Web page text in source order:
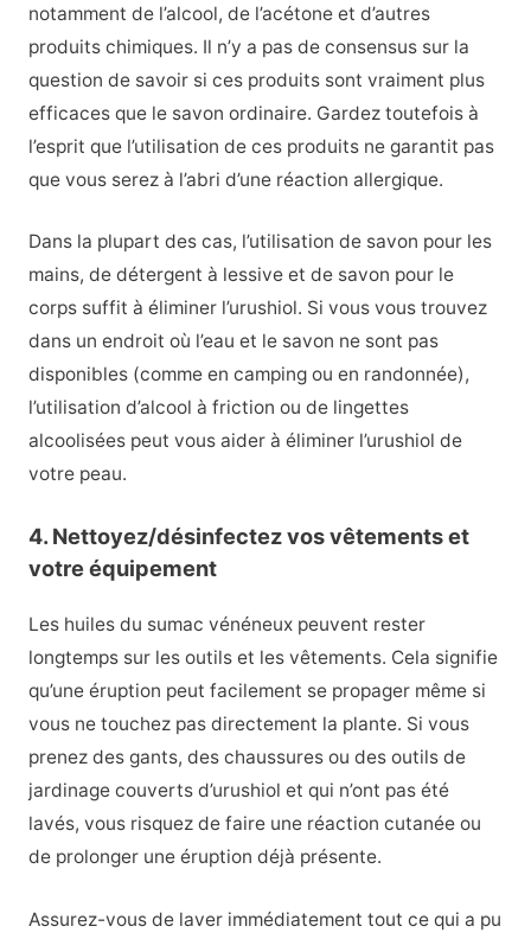
notamment de l’alcool, de l’acétone et d’autres
produits chimiques. Il n’y a pas de consensus sur la
question de savoir si ces produits sont vraiment plus
efficaces que le savon ordinaire. Gardez toutefois à
l’esprit que l’utilisation de ces produits ne garantit pas
que vous serez à l’abri d’une réaction allergique.
Dans la plupart des cas, l’utilisation de savon pour les
mains, de détergent à lessive et de savon pour le
corps suffit à éliminer l’urushiol. Si vous vous trouvez
dans un endroit où l’eau et le savon ne sont pas
disponibles (comme en camping ou en randonnée),
l’utilisation d’alcool à friction ou de lingettes
alcoolisées peut vous aider à éliminer l’urushiol de
votre peau.
4. Nettoyez/désinfectez vos vêtements et
votre équipement
Les huiles du sumac vénéneux peuvent rester
longtemps sur les outils et les vêtements. Cela signifie
qu’une éruption peut facilement se propager même si
vous ne touchez pas directement la plante. Si vous
prenez des gants, des chaussures ou des outils de
jardinage couverts d’urushiol et qui n’ont pas été
lavés, vous risquez de faire une réaction cutanée ou
de prolonger une éruption déjà présente.
Assurez-vous de laver immédiatement tout ce qui a pu